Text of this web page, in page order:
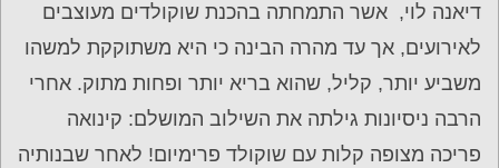
דיאנה לוי, אשר התמחתה בהכנת שוקולדים מעוצבים
לאירועים, אך עד מהרה הבינה כי היא משתוקקת למשהו
משביע יותר, קליל, שהוא בריא יותר ופחות מתוק. אחרי
הרבה ניסיונות גילתה את השילוב המושלם: קינואה
פריכה מצופה קלות עם שוקולד פרימיום! לאחר שבנותיה